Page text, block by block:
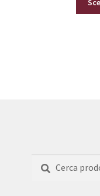
Cerca:
Cerca